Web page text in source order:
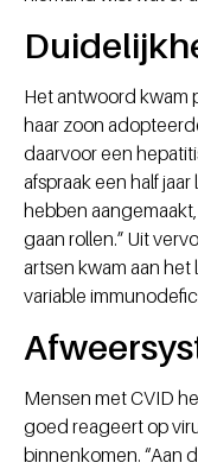
Het antwoord kwam
haar zoon
daarvoor een
afspraak een half
hebben
gaan rollen.” Uit
artsen kwam aan het
variable
Mensen met CVID
goed reageert op
binnenkomen. “Aan